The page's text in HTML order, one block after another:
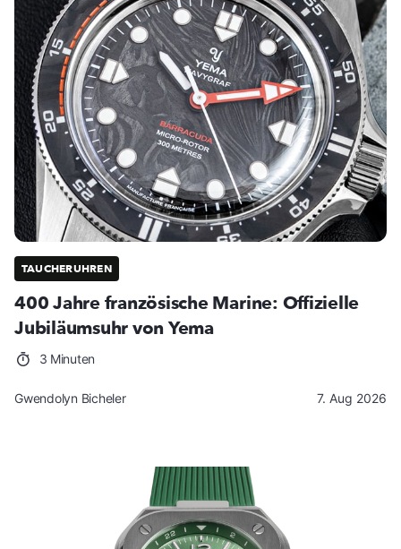
TAUCHERUHREN
400 Jahre französische Marine: Offizielle
Jubiläumsuhr von Yema
3 Minuten
Gwendolyn Bicheler 7. Aug 2026